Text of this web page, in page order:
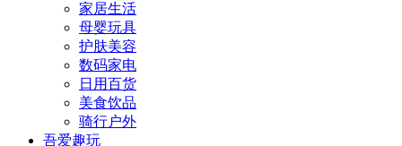
家居生活
母婴玩具
护肤美容
数码家电
日用百货
美食饮品
骑行户外
吾爱趣玩